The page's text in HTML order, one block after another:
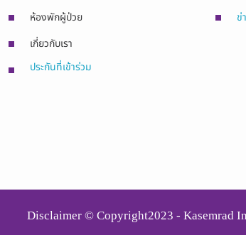
ห้องพักผู้ป่วย
เกี่ยวกับเรา
ประกันที่เข้าร่วม
ข่
Disclaimer © Copyright2023 - Kasemrad